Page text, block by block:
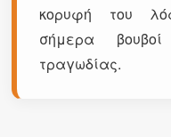
κορυφή του
σήμερα
τραγωδίας.